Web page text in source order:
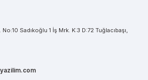
Sadıkoğlu 1 İş Mrk. K:3 D:72 Tuğlacıbaşı,